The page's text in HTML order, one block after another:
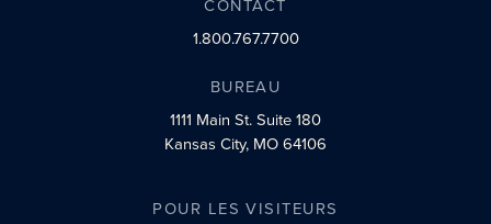
CONTACT
1.800.767.7700
BUREAU
1111 Main St.Suite 180
Kansas City, MO 64106
POUR LES VISITEURS